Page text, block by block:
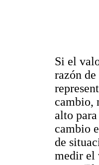
Si el
razón
cambio,
alto
cambio
de
medir el